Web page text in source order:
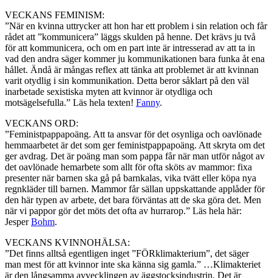
VECKANS FEMINISM:
”När en kvinna uttrycker att hon har ett problem i sin relation och får
rådet att ”kommunicera” läggs skulden på henne. Det krävs ju två
för att kommunicera, och om en part inte är intresserad av att ta in
vad den andra säger kommer ju kommunikationen bara funka åt ena
hållet. Ändå är mångas reflex att tänka att problemet är att kvinnan
varit otydlig i sin kommunikation. Detta beror såklart på den väl
inarbetade sexistiska myten att kvinnor är otydliga och
motsägelsefulla.” Läs hela texten! Fanny.
VECKANS ORD:
”Feministpappapoäng. Att ta ansvar för det osynliga och oavlönade
hemmaarbetet är det som ger feministpappapoäng. Att skryta om det
ger avdrag. Det är poäng man som pappa får när man utför något av
det oavlönade hemarbete som allt för ofta sköts av mammor: fixa
presenter när barnen ska gå på barnkalas, vika tvätt eller köpa nya
regnkläder till barnen. Mammor får sällan uppskattande applåder för
den här typen av arbete, det bara förväntas att de ska göra det. Men
när vi pappor gör det möts det ofta av hurrarop.” Läs hela här:
JesperBohm.
VECKANS KVINNOHÄLSA:
”Det finns alltså egentligen inget ”FÖRklimakterium”, det säger
man mest för att kvinnor inte ska känna sig gamla.” …Klimakteriet
är den långsamma avvecklingen av äggstocksindustrin. Det är